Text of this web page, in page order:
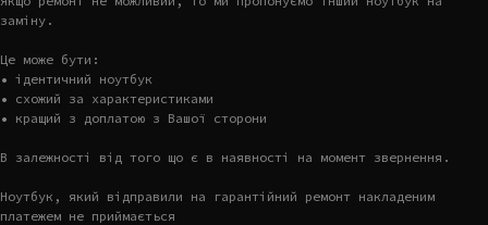
заміну.
Це може бути:
• ідентичний ноутбук
• схожий за характеристиками
• кращий з доплатою з Вашої сторони
В залежності від того що є в наявності на момент звернення.
Ноутбук, який відправили на гарантійний ремонт накладеним
платежем не приймається